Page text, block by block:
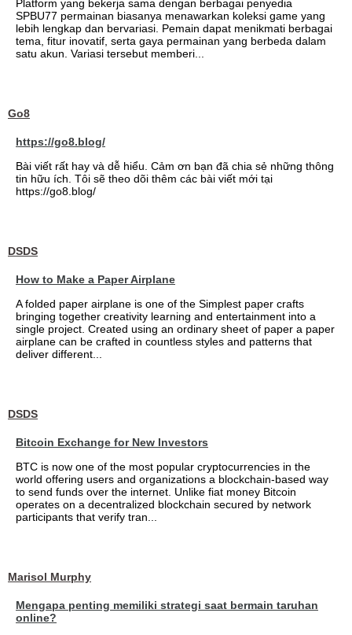
Platform yang bekerja sama dengan berbagai penyedia
SPBU77 permainan biasanya menawarkan koleksi game yang
lebih lengkap dan bervariasi. Pemain dapat menikmati berbagai
tema, fitur inovatif, serta gaya permainan yang berbeda dalam
satu akun. Variasi tersebut memberi...
Go8
https://go8.blog/
Bài viết rất hay và dễ hiểu. Cảm ơn bạn đã chia sẻ những thông
tin hữu ích. Tôi sẽ theo dõi thêm các bài viết mới tại
https://go8.blog/
DSDS
How to Make a Paper Airplane
A folded paper airplane is one of the Simplest paper crafts
bringing together creativity learning and entertainment into a
single project. Created using an ordinary sheet of paper a paper
airplane can be crafted in countless styles and patterns that
deliver different...
DSDS
Bitcoin Exchange for New Investors
BTC is now one of the most popular cryptocurrencies in the
world offering users and organizations a blockchain-based way
to send funds over the internet. Unlike fiat money Bitcoin
operates on a decentralized blockchain secured by network
participants that verify tran...
Marisol Murphy
Mengapa penting memiliki strategi saat bermain taruhan
online?